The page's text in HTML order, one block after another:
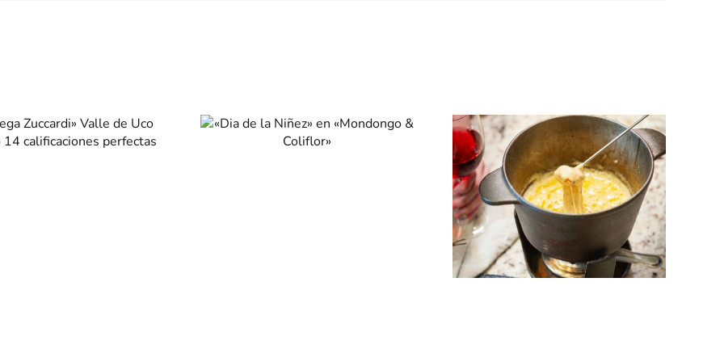
«Dia de la Niñez»
en «Mondongo &
Pizzas de Brócoli
y Coliflor –
Productos de
Estación